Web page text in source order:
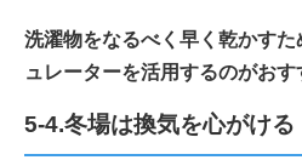
洗濯物をなるべく早く乾かす
ュレーターを活用するのがおす
5-4.冬場は換気を心がける